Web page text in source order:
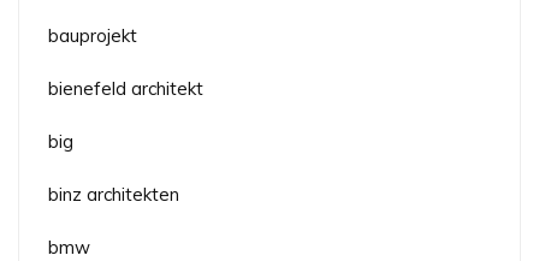
bauprojekt
bienefeld architekt
big
binz architekten
bmw